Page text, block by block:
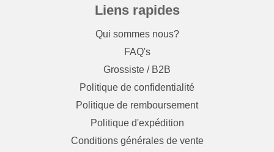
Liens rapides
Qui sommes nous?
FAQ's
Grossiste / B2B
Politique de confidentialité
Politique de remboursement
Politique d'expédition
Conditions générales de vente